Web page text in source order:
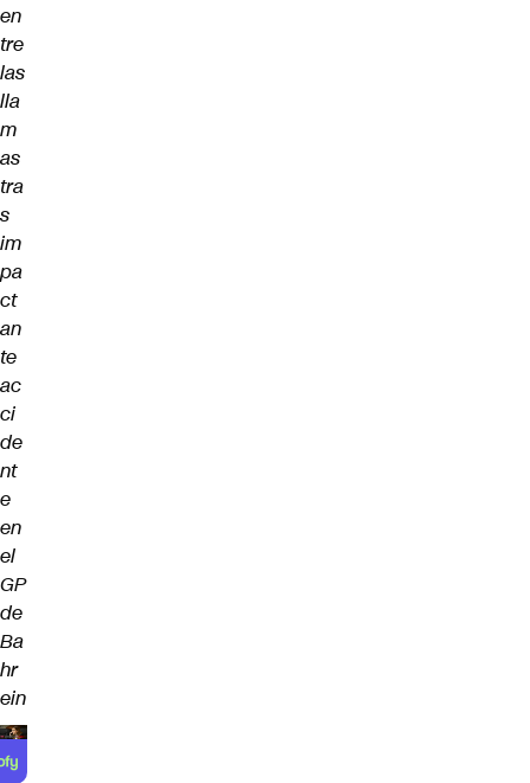
en
tre
las
lla
m
as
tra
s
im
pa
ct
an
te
ac
ci
de
nt
e
en
el
GP
de
Ba
hr
ein